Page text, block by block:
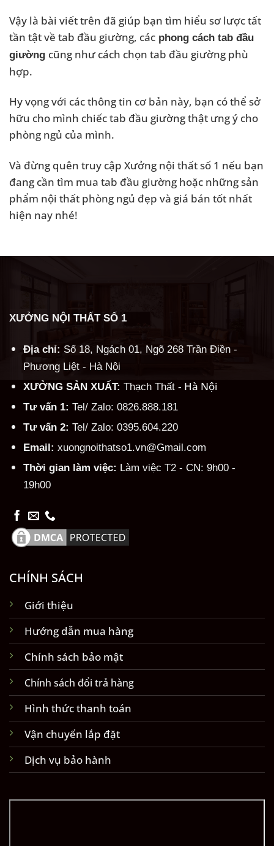
Vậy là bài viết trên đã giúp bạn tìm hiểu sơ lược tất
tần tật về tab đầu giường, các phong cách tab đầu
giường cũng như cách chọn tab đầu giường phù
hợp.
Hy vọng với các thông tin cơ bản này, bạn có thể sở
hữu cho mình chiếc tab đầu giường thật ưng ý cho
phòng ngủ của mình.
Và đừng quên truy cập Xưởng nội thất số 1 nếu bạn
đang cần tìm mua tab đầu giường hoặc những sản
phẩm nội thất phòng ngủ đẹp và giá bán tốt nhất
hiện nay nhé!
XƯỞNG NỘI THẤT SỐ 1
Địa chỉ: Số 18, Ngách 01, Ngõ 268 Trần Điền -
Phương Liệt - Hà Nội
XƯỞNG SẢN XUẤT: Thạch Thất - Hà Nội
Tư vấn 1: Tel/ Zalo: 0826.888.181
Tư vấn 2: Tel/ Zalo: 0395.604.220
Email: xuongnoithatso1.vn@Gmail.com
Thời gian làm việc: Làm việc T2 - CN: 9h00 -
19h00
CHÍNH SÁCH
Giới thiệu
Hướng dẫn mua hàng
Chính sách bảo mật
Chính sách đổi trả hàng
Hình thức thanh toán
Vận chuyển lắp đặt
Dịch vụ bảo hành